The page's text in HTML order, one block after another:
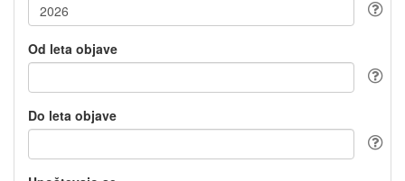
Od leta objave
Do leta objave